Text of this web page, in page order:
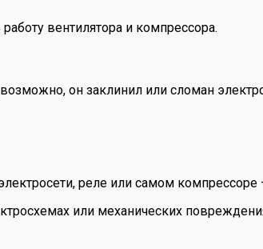
вентилятора и компрессора.
он заклинил или сломан
реле или самом
или механических